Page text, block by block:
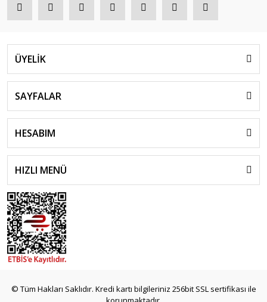
ÜYELİK
SAYFALAR
HESABIM
HIZLI MENÜ
© Tüm Hakları Saklıdır. Kredi kartı bilgileriniz 256bit SSL sertifikası ile